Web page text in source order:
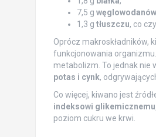
7,5 g węglowodanów
1,3 g tłuszczu, co
Oprócz makroskładników,
funkcjonowania
metabolizm. To jednak nie
potas i cynk,
Co więcej, kiwano jest
indeksowi
poziom cukru we krwi.